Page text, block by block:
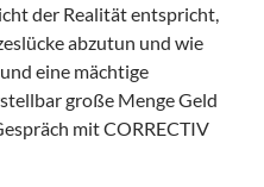
der Realität entspricht,
abzutun und wie
eine mächtige
große Menge Geld
mit CORRECTIV